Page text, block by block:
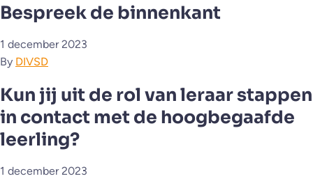
Bespreek de binnenkant
1 december 2023
By DIVSD
Kun jij uit de rol van leraar stappen
in contact met de hoogbegaafde
leerling?
1 december 2023